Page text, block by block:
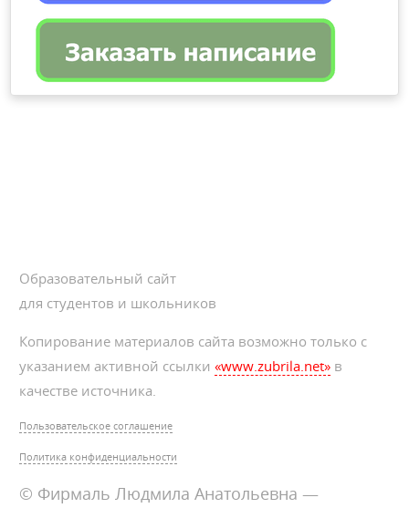
Образовательный сайт
для студентов и школьников
Копирование материалов сайта возможно только с
указанием активной ссылки«www.zubrila.net» в
качестве источника.
Пользовательское соглашение
Политика конфиденциальности
© Фирмаль Людмила Анатольевна —